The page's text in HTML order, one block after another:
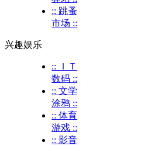
:: 跳蚤
市场 ::
兴趣娱乐
:: ＩＴ
数码 ::
:: 文学
涂鸦 ::
:: 体育
游戏 ::
:: 影音